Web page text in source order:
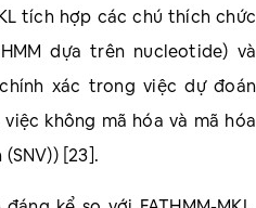
tích hợp các chú thích chức
dựa trên nucleotide) và
xác trong việc dự đoán
không mã hóa và mã hóa
[23].